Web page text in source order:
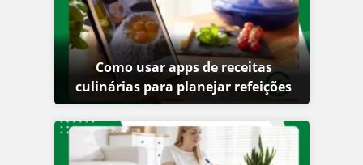
Como usar apps de receitas
culinárias para planejar refeições